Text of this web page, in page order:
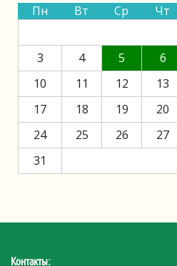
Пн Вт Ср Чт
3
4 5 6
10
11 12 13
17
18 19 20
24
25 26 27
31
Контакты: